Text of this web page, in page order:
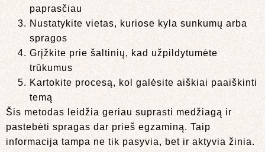
paprasčiau
Nustatykite vietas, kuriose kyla sunkumų arba
spragos
Grįžkite prie šaltinių, kad užpildytumėte
trūkumus
Kartokite procesą, kol galėsite aiškiai paaiškinti
temą
Šis metodas leidžia geriau suprasti medžiagą ir
pastebėti spragas dar prieš egzaminą. Taip
informacija tampa ne tik pasyvia, bet ir aktyvia žinia.